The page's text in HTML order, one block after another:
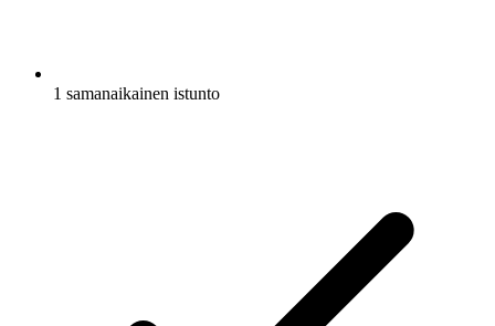
1 samanaikainen istunto